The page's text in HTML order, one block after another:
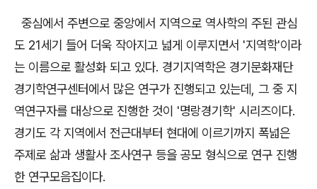
중심에서 주변으로 중앙에서 지역으로 역사학의 주된 관심
도 21세기 들어 더욱 작아지고 넓게 이루지면서 '지역학'이라
는 이름으로 활성화 되고 있다. 경기지역학은 경기문화재단
경기학연구센터에서 많은 연구가 진행되고 있는데, 그 중 지
역연구자를 대상으로 진행한 것이 '명랑경기학' 시리즈이다.
경기도 각 지역에서 전근대부터 현대에 이르기까지 폭넓은
주제로 삶과 생활사 조사연구 등을 공모 형식으로 연구 진행
한 연구모음집이다.